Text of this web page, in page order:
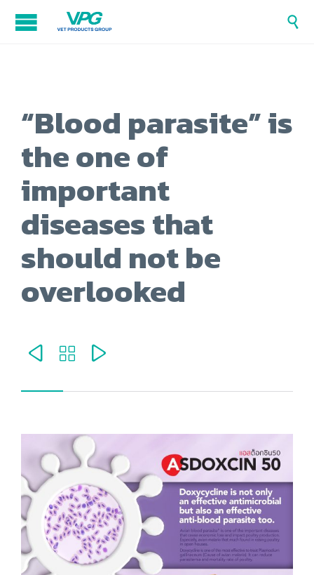

“Blood parasite” is
the one of
important
diseases that
should not be
overlooked
  